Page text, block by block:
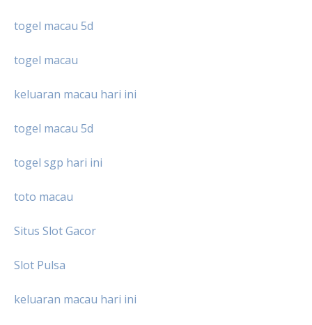
togel macau 5d
togel macau
keluaran macau hari ini
togel macau 5d
togel sgp hari ini
toto macau
Situs Slot Gacor
Slot Pulsa
keluaran macau hari ini